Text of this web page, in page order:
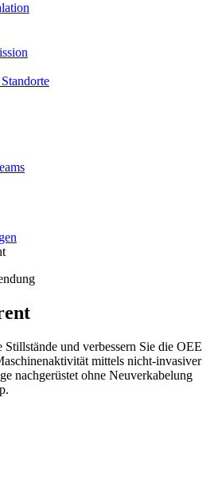
Stillstände und verbessern Sie die OEE
mittels nicht-invasiver
nachgerüstet ohne Neuverkabelung